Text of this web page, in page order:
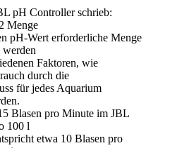
pH Controller schrieb:
Menge
pH-Wert erforderliche Menge
werden
Faktoren, wie
durch die
für jedes Aquarium
Blasen pro Minute im JBL
100 l
etwa 10 Blasen pro